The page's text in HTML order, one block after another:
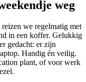
weg
we regelmatig met
in een koffer. Gelukkig
gedacht: er zijn
Handig én veilig.
plant, of voor werk